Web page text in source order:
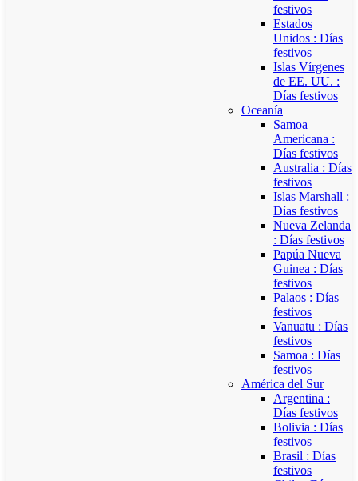
festivos
Estados
Unidos : Días
festivos
Islas Vírgenes
de EE. UU. :
Días festivos
Oceanía
Samoa
Americana :
Días festivos
Australia : Días
festivos
Islas Marshall :
Días festivos
Nueva Zelanda
: Días festivos
Papúa Nueva
Guinea : Días
festivos
Palaos : Días
festivos
Vanuatu : Días
festivos
Samoa : Días
festivos
América del Sur
Argentina :
Días festivos
Bolivia : Días
festivos
Brasil : Días
festivos